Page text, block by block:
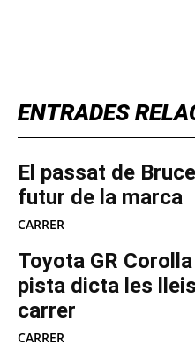
ENTRADES
El passat de
futur de la marca
CARRER
Toyota GR
pista dicta les
carrer
CARRER